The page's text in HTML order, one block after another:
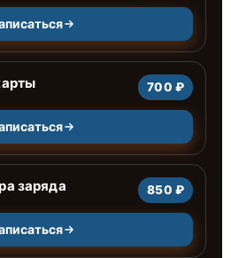
700 ₽
заряда 850 ₽